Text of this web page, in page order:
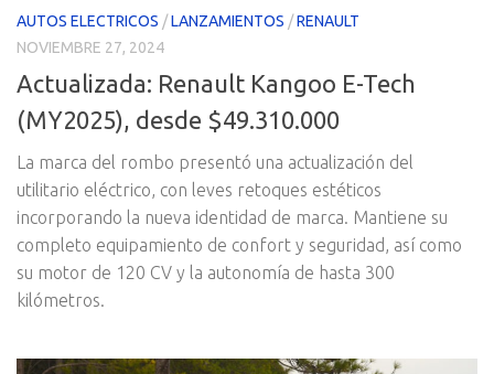
AUTOS ELECTRICOS /LANZAMIENTOS /RENAULT
NOVIEMBRE 27, 2024
Actualizada: Renault Kangoo E-Tech
(MY2025), desde $49.310.000
La marca del rombo presentó una actualización del
utilitario eléctrico, con leves retoques estéticos
incorporando la nueva identidad de marca. Mantiene su
completo equipamiento de confort y seguridad, así como
su motor de 120 CV y la autonomía de hasta 300
kilómetros.